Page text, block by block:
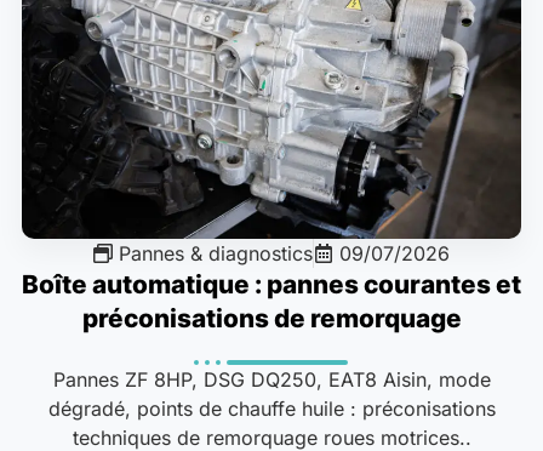
Pannes & diagnostics 09/07/2026
Boîte automatique : pannes courantes et
préconisations de remorquage
Pannes ZF 8HP, DSG DQ250, EAT8 Aisin, mode
dégradé, points de chauffe huile : préconisations
techniques de remorquage roues motrices..